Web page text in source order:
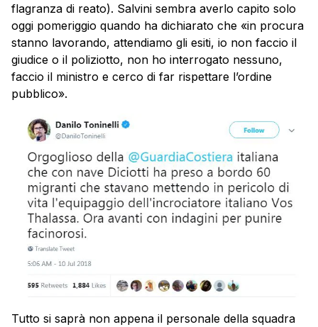
flagranza di reato). Salvini sembra averlo capito solo
oggi pomeriggio quando ha dichiarato che «in procura
stanno lavorando, attendiamo gli esiti, io non faccio il
giudice o il poliziotto, non ho interrogato nessuno,
faccio il ministro e cerco di far rispettare l’ordine
pubblico».
Tutto si saprà non appena il personale della squadra